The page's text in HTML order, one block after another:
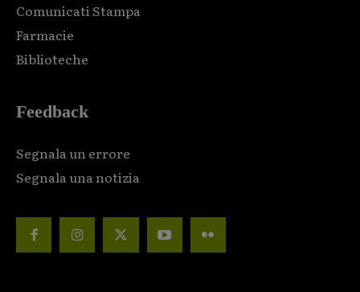
Comunicati Stampa
Farmacie
Biblioteche
Feedback
Segnala un errore
Segnala una notizia